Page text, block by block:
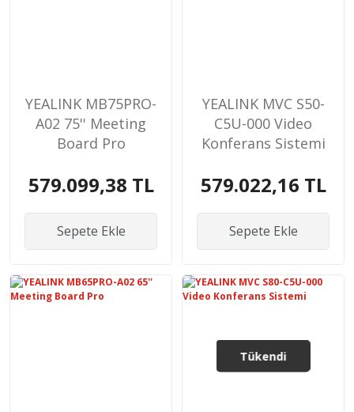
YEALINK MB75PRO-
A02 75'' Meeting
Board Pro
579.099,38 TL
Sepete Ekle
YEALINK MVC S50-
C5U-000 Video
Konferans Sistemi
579.022,16 TL
Sepete Ekle
Tükendi